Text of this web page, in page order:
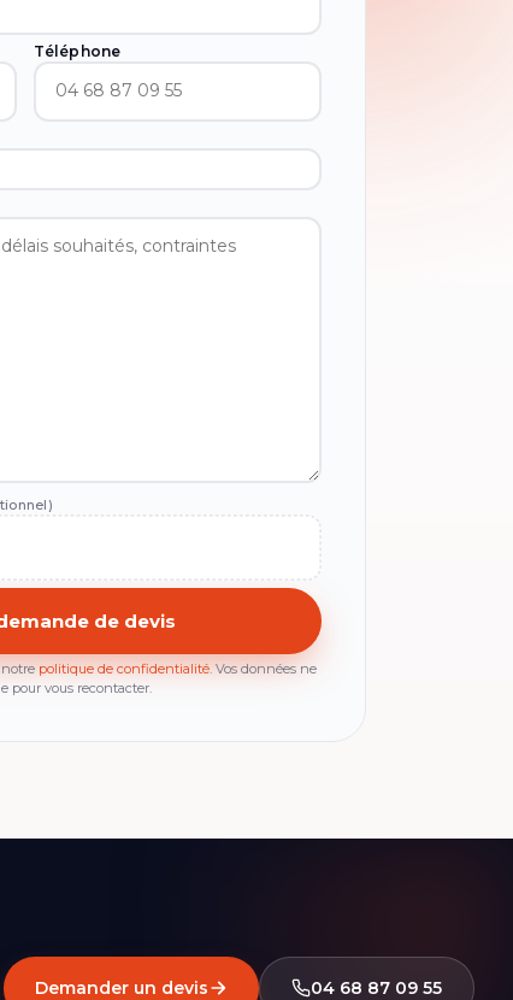
Téléphone
politique de confidentialité . Vos données ne
pour vous recontacter.
Demander un devis 04 68 87 09 55